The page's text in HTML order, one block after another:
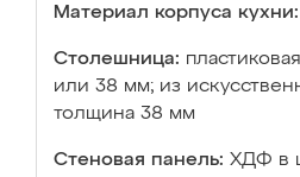
Материал корпуса кухни:
Столешница:
или 38 мм; из
толщина 38 мм
Стеновая панель: ХДФ в